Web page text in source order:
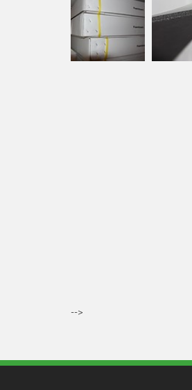
-->